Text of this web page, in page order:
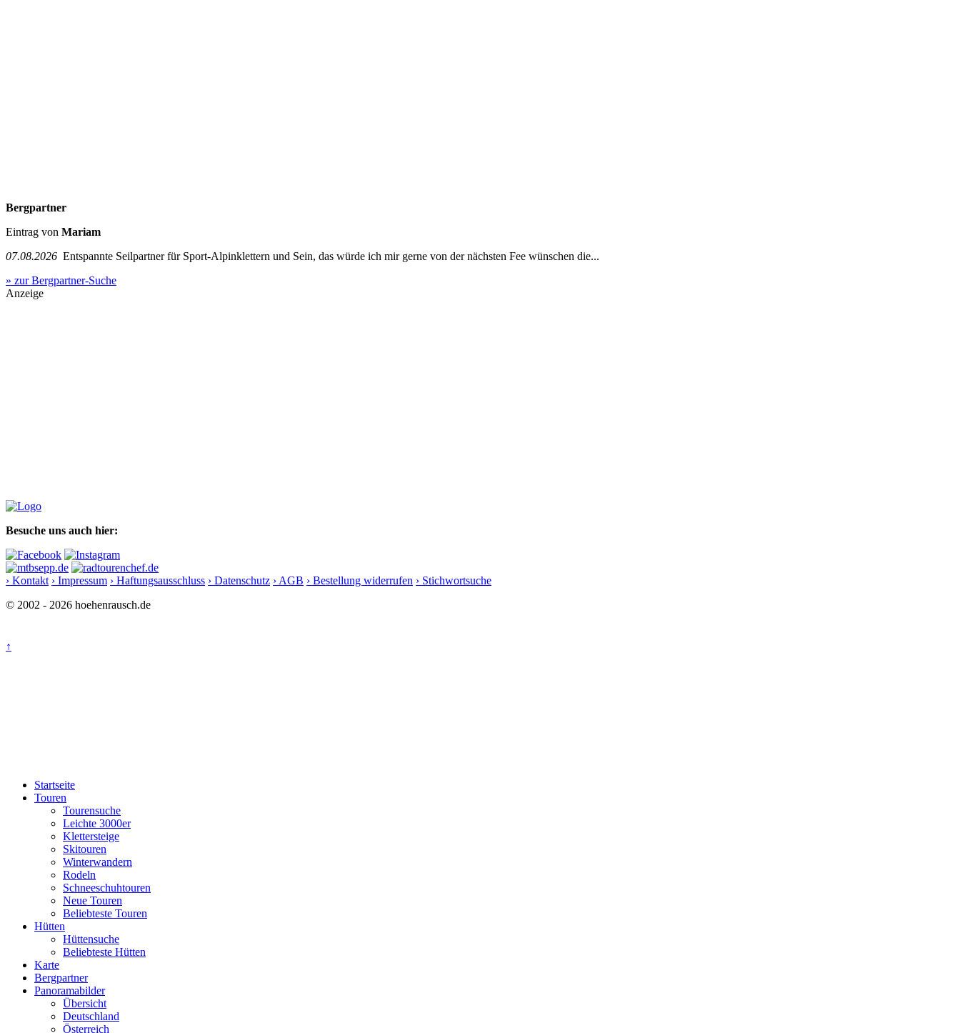
Bergpartner
Eintrag von Mariam
07.08.2026 Entspannte Seilpartner für Sport-Alpinklettern und Sein, das würde ich mir gerne von der nächsten Fee wünschen die...
» zur Bergpartner-Suche
Anzeige
Besuche uns auch hier:
› Kontakt › Impressum › Haftungsausschluss › Datenschutz › AGB › Bestellung widerrufen › Stichwortsuche
© 2002 - 2026 hoehenrausch.de
↑
Startseite
Touren
Tourensuche
Leichte 3000er
Klettersteige
Skitouren
Winterwandern
Rodeln
Schneeschuhtouren
Neue Touren
Beliebteste Touren
Hütten
Hüttensuche
Beliebteste Hütten
Karte
Bergpartner
Panoramabilder
Übersicht
Deutschland
Österreich